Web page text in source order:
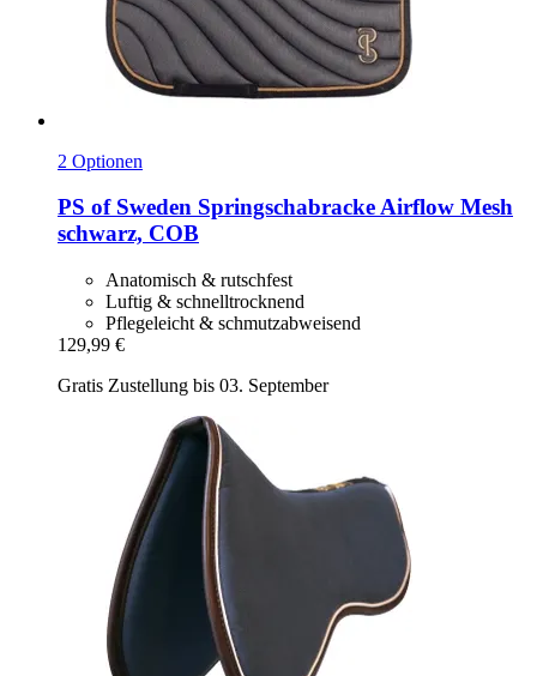
2 Optionen
PS of Sweden Springschabracke Airflow Mesh
schwarz, COB
Anatomisch & rutschfest
Luftig & schnelltrocknend
Pflegeleicht & schmutzabweisend
129,99 €
Gratis Zustellung bis 03. September